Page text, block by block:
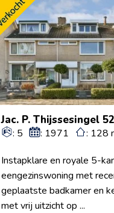
Jac. P. Thijssesingel 52
: 5 : 1971 : 128
Instapklare en royale 5-
eengezinswoning met
geplaatste badkamer en
met vrij uitzicht op ...